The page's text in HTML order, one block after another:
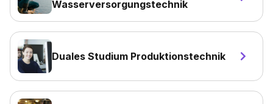
Wasserversorgungstechnik
Duales Studium Produktionstechnik